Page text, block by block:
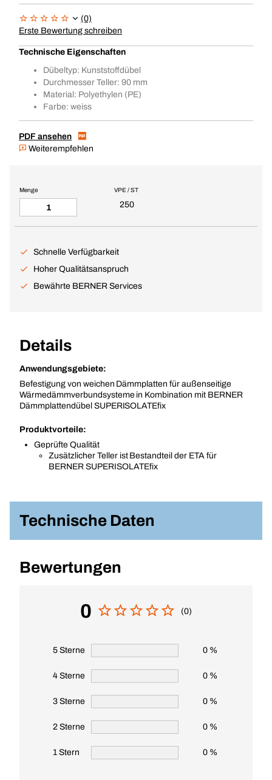
(0)
Erste Bewertung schreiben
Technische Eigenschaften
Dübeltyp: Kunststoffdübel
Durchmesser Teller: 90 mm
Material: Polyethylen (PE)
Farbe: weiss
PDF ansehen
Weiterempfehlen
VPE / ST
250
Menge
Schnelle Verfügbarkeit
Hoher Qualitätsanspruch
Bewährte BERNER Services
Details
Anwendungsgebiete:
Befestigung von weichen Dämmplatten für außenseitige
Wärmedämmverbundsysteme in Kombination mit BERNER
Dämmplattendübel SUPERISOLATEfix
Produktvorteile:
Geprüfte Qualität
Zusätzlicher Teller ist Bestandteil der ETA für
BERNER SUPERISOLATEfix
Technische Daten
Bewertungen
0 (0)
5 Sterne 0 %
4 Sterne 0 %
3 Sterne 0 %
2 Sterne 0 %
1 Stern 0 %